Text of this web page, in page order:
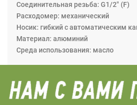
Соединительная резьба: G1/2" (F)
Расходомер: механический
Носик: гибкий с автоматическим
Материал: алюминий
Среда использования: масло